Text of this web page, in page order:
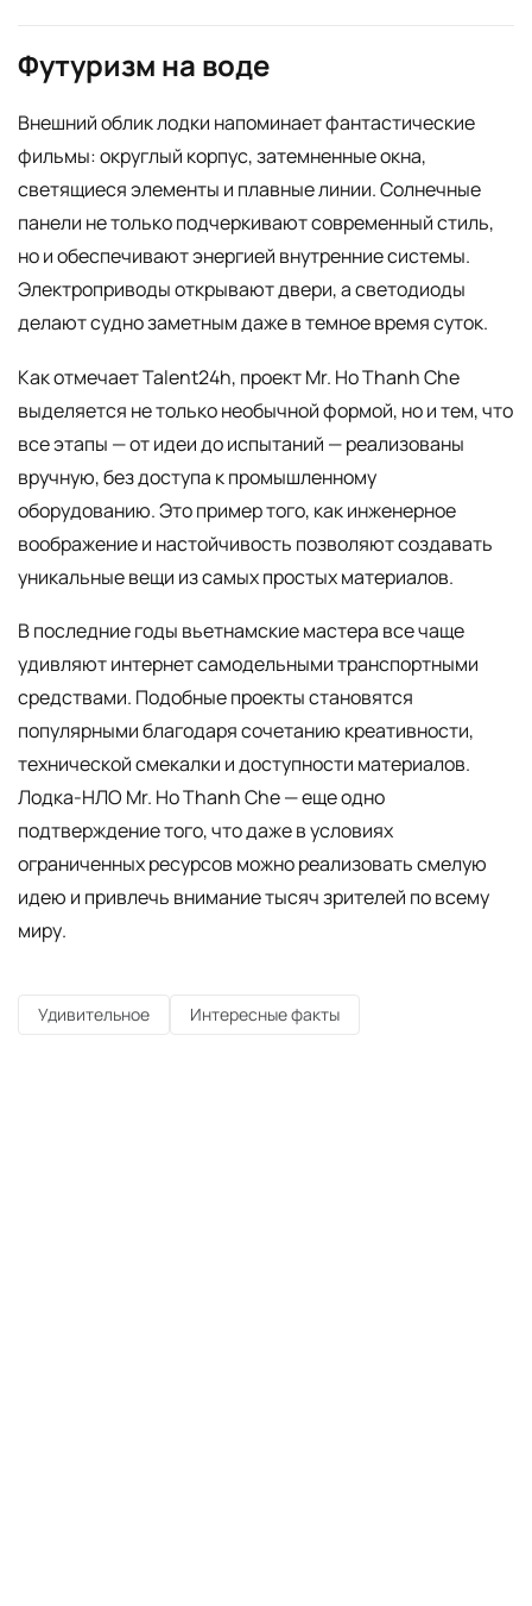
Футуризм на воде
Внешний облик лодки напоминает фантастические
фильмы: округлый корпус, затемненные окна,
светящиеся элементы и плавные линии. Солнечные
панели не только подчеркивают современный стиль,
но и обеспечивают энергией внутренние системы.
Электроприводы открывают двери, а светодиоды
делают судно заметным даже в темное время суток.
Как отмечает Talent24h, проект Mr. Ho Thanh Che
выделяется не только необычной формой, но и тем, что
все этапы — от идеи до испытаний — реализованы
вручную, без доступа к промышленному
оборудованию. Это пример того, как инженерное
воображение и настойчивость позволяют создавать
уникальные вещи из самых простых материалов.
В последние годы вьетнамские мастера все чаще
удивляют интернет самодельными транспортными
средствами. Подобные проекты становятся
популярными благодаря сочетанию креативности,
технической смекалки и доступности материалов.
Лодка-НЛО Mr. Ho Thanh Che — еще одно
подтверждение того, что даже в условиях
ограниченных ресурсов можно реализовать смелую
идею и привлечь внимание тысяч зрителей по всему
миру.
Удивительное Интересные факты